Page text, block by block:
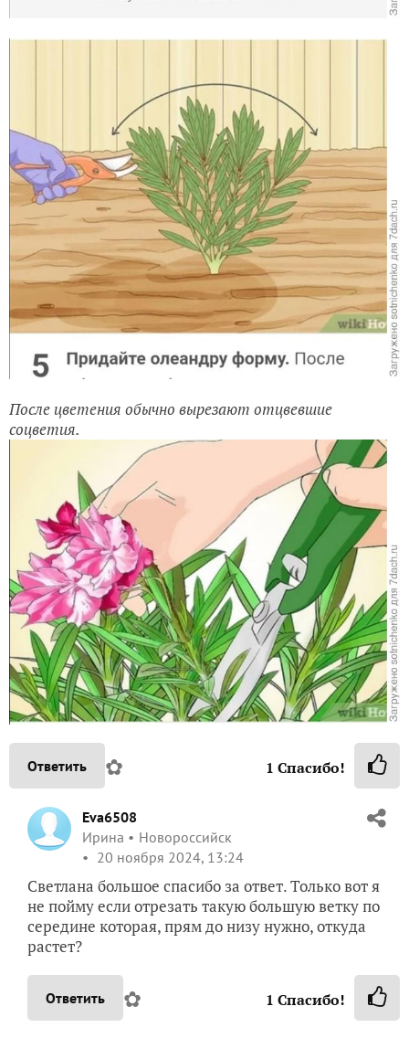
После цветения обычно вырезают отцвевшие
соцветия.
Ответить ✿ 1 Спасибо!
Eva6508
Ирина
Новороссийск
20 ноября 2024, 13:24
Светлана большое спасибо за ответ. Только вот я
не пойму если отрезать такую большую ветку по
середине которая, прям до низу нужно, откуда
растет?
Ответить ✿ 1 Спасибо!